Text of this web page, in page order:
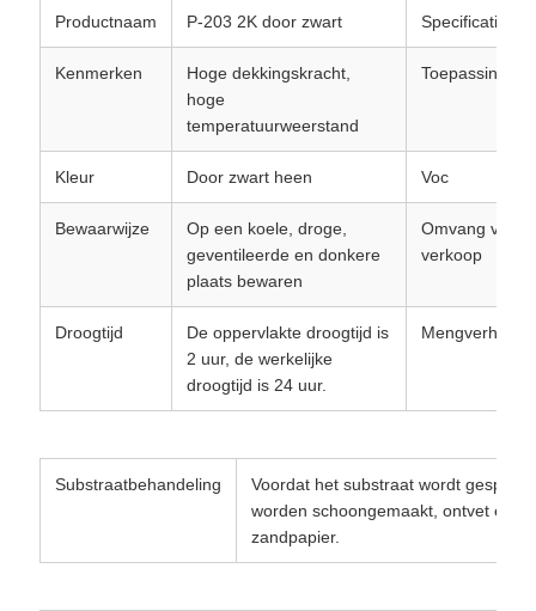
Productnaam P-203 2K door zwart Specificaties
Kenmerken
Hoge dekkingskracht,
hoge
temperatuurweerstand
Kleur Door zwart heen Voc
Bewaarwijze
Op een koele, droge,
geventileerde en donkere
plaats bewaren
Omvang van
verkoop
Droogtijd
De oppervlakte droogtijd is
2 uur, de werkelijke
droogtijd is 24 uur.
Substraatbehandeling
Voordat het substraat wordt
worden schoongemaakt, ontvet en
zandpapier.